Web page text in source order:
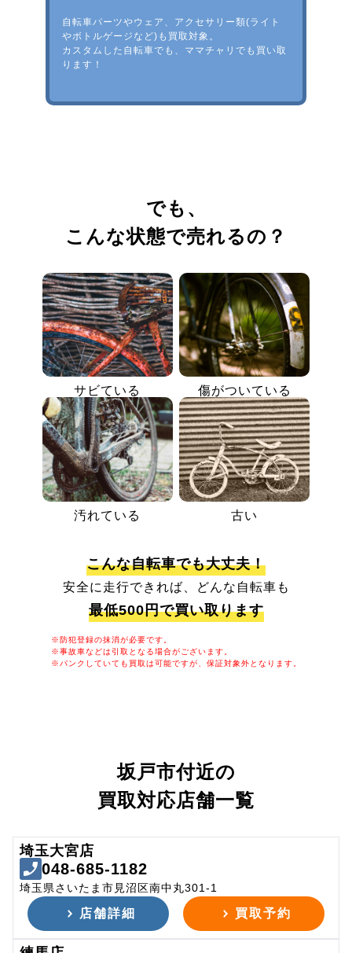
自転車パーツやウェア、アクセサリー類(ライト
やボトルゲージなど)も買取対象。
カスタムした自転車でも、ママチャリでも買い取
ります！
でも、
こんな状態で売れるの？
サビている 傷がついている
汚れている 古い
こんな自転車でも大丈夫！
安全に走行できれば、どんな自転車も
最低500円で買い取ります
※防犯登録の抹消が必要です。
※事故車などは引取となる場合がございます。
※パンクしていても買取は可能ですが、保証対象外となります。
坂戸市付近の
買取対応店舗一覧
埼玉大宮店
048-685-1182
埼玉県さいたま市見沼区南中丸301-1
店舗詳細 買取予約